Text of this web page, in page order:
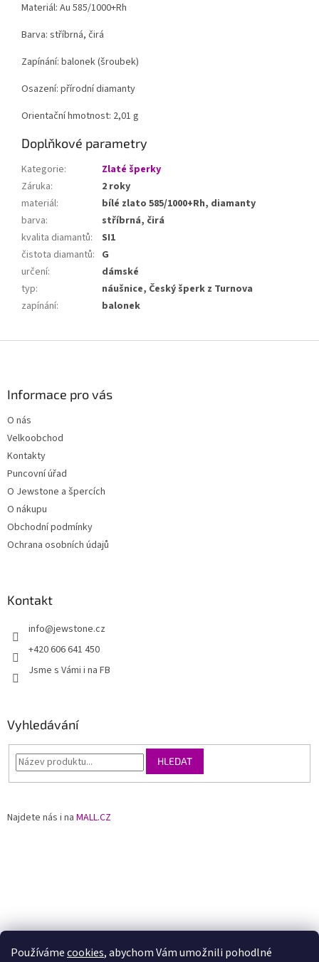
Používámecookies, abychom Vám umožnili pohodlné
Materiál: Au 585/1000+Rh
Barva: stříbrná, čirá
Zapínání: balonek (šroubek)
Osazení: přírodní diamanty
Orientační hmotnost: 2,01 g
Doplňkové parametry
Kategorie:
Zlaté šperky
Záruka:
2 roky
materiál:
bílé zlato 585/1000+Rh, diamanty
barva:
stříbrná, čirá
kvalita diamantů:
SI1
čistota diamantů: G
určení:
dámské
typ:
náušnice, Český šperk z Turnova
zapínání: balonek
Informace pro vás
O nás
Velkoobchod
Kontakty
Puncovní úřad
O Jewstone a špercích
O nákupu
Obchodní podmínky
Ochrana osobních údajů
Kontakt
info@jewstone.cz
+420 606 641 450
Jsme s Vámi i na FB
Vyhledávání
HLEDAT
Najdete nás i na MALL.CZ